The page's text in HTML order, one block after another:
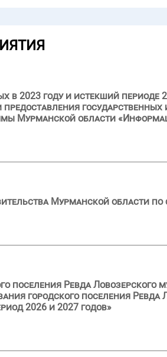
2023 году и истекший периоде
Мурманской области
Мурманской области
поселения Ревда Ловозерского
городского поселения Ревда
2026 и 2027 годов»